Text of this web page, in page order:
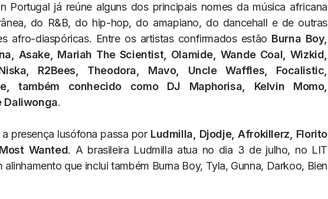
Portugal já reúne alguns dos principais nomes da música africana
do R&B, do hip-hop, do amapiano, do dancehall e de outras
afro-diaspóricas. Entre os artistas confirmados estão Burna Boy,
Asake, Mariah The Scientist, Olamide, Wande Coal, Wizkid,
R2Bees, Theodora, Mavo, Uncle Waffles, Focalistic,
também conhecido como DJ Maphorisa, Kelvin Momo,
Daliwonga.
presença lusófona passa por Ludmilla, Djodje, Afrokillerz, Florito
Wanted. A brasileira Ludmilla atua no dia 3 de julho, no LIT
alinhamento que inclui também Burna Boy, Tyla, Gunna, Darkoo, Bien